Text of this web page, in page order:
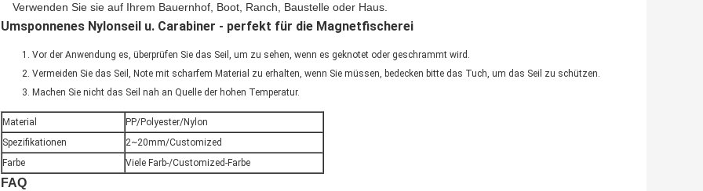
Verwenden Sie sie auf Ihrem Bauernhof, Boot, Ranch, Baustelle oder Haus.
Umsponnenes Nylonseil u. Carabiner - perfekt für die Magnetfischerei
Vor der Anwendung es, überprüfen Sie das Seil, um zu sehen, wenn es geknotet oder geschrammt wird.
Vermeiden Sie das Seil, Note mit scharfem Material zu erhalten, wenn Sie müssen, bedecken bitte das Tuch, um das Seil zu schützen.
Machen Sie nicht das Seil nah an Quelle der hohen Temperatur.
Material
PP/Polyester/Nylon
Spezifikationen
2~20mm/Customized
Farbe
Viele Farb-/Customized-Farbe
FAQ